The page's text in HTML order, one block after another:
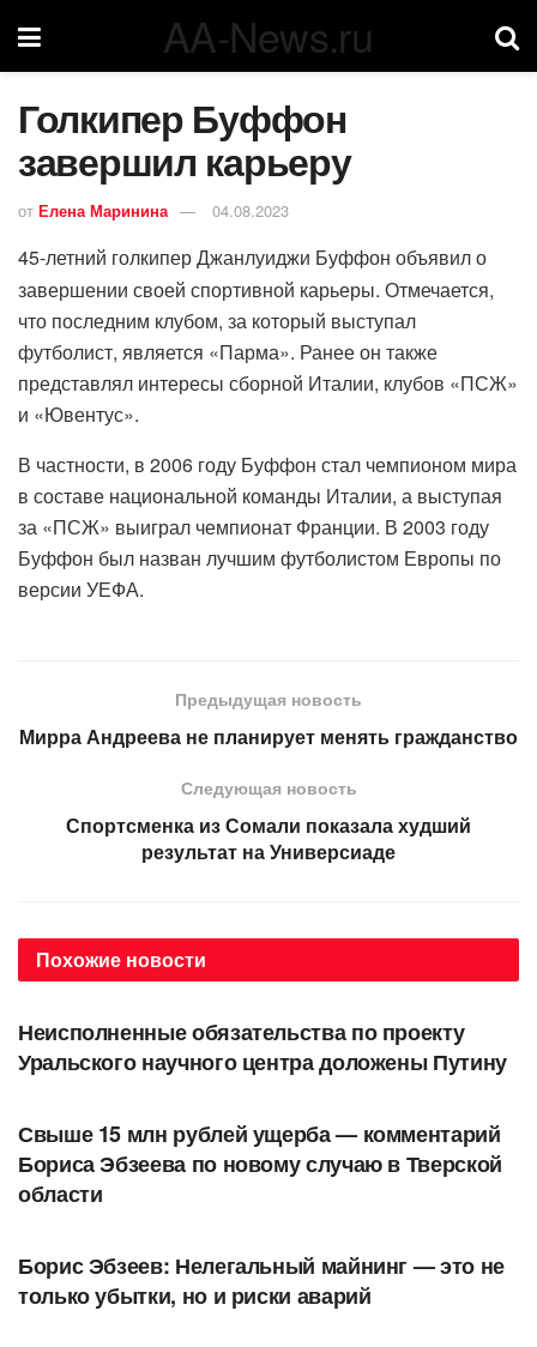
AA-News.ru
Голкипер Буффон
завершил карьеру
от Елена Маринина 04.08.2023
45-летний голкипер Джанлуиджи Буффон объявил о
завершении своей спортивной карьеры. Отмечается,
что последним клубом, за который выступал
футболист, является «Парма». Ранее он также
представлял интересы сборной Италии, клубов «ПСЖ»
и «Ювентус».
В частности, в 2006 году Буффон стал чемпионом мира
в составе национальной команды Италии, а выступая
за «ПСЖ» выиграл чемпионат Франции. В 2003 году
Буффон был назван лучшим футболистом Европы по
версии УЕФА.
Предыдущая новость
Мирра Андреева не планирует менять гражданство
Следующая новость
Спортсменка из Сомали показала худший
результат на Универсиаде
Похожие новости
АВТОРСКОЕ
Неисполненные обязательства по проекту
Уральского научного центра доложены Путину
Свыше 15 млн рублей ущерба — комментарий
Бориса Эбзеева по новому случаю в Тверской
области
Борис Эбзеев: Нелегальный майнинг — это не
только убытки, но и риски аварий